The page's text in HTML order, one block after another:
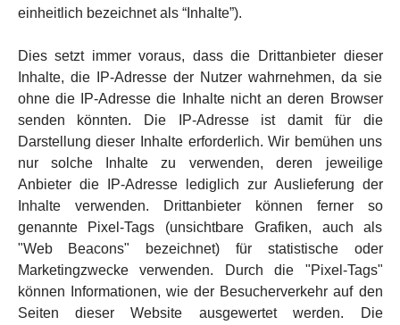
einheitlich bezeichnet als “Inhalte”).
Dies setzt immer voraus, dass die Drittanbieter dieser
Inhalte, die IP-Adresse der Nutzer wahrnehmen, da sie
ohne die IP-Adresse die Inhalte nicht an deren Browser
senden könnten. Die IP-Adresse ist damit für die
Darstellung dieser Inhalte erforderlich. Wir bemühen uns
nur solche Inhalte zu verwenden, deren jeweilige
Anbieter die IP-Adresse lediglich zur Auslieferung der
Inhalte verwenden. Drittanbieter können ferner so
genannte Pixel-Tags (unsichtbare Grafiken, auch als
"Web Beacons" bezeichnet) für statistische oder
Marketingzwecke verwenden. Durch die "Pixel-Tags"
können Informationen, wie der Besucherverkehr auf den
Seiten dieser Website ausgewertet werden. Die